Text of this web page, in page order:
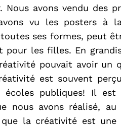
Nous avons vendu des
vu les posters à
ses formes, peut
pour les filles. En
pouvait avoir un
est souvent
écoles publiques! Il est
nous avons réalisé,
que la créativité est